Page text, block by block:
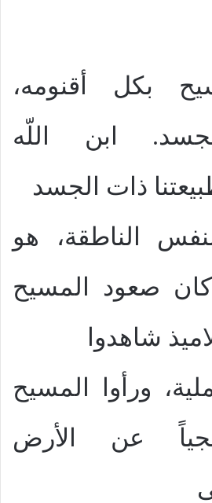
بكل أقنومه،
ابن اللّه
ذات الجسد
الناطقة، هو
صعود المسيح
شاهدوا
ورأوا المسيح
عن الأرض